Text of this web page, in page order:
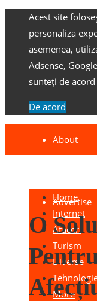
Acest site
personaliza
asemenea,
Adsense,
sunteți de
De acord
About
Advertise
Home
Internet
Afaceri
Turism
Diverse
More
O